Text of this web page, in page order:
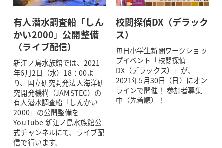
有人潜水調査船「しん
かい2000」公開整備
（ライブ配信）
新江ノ島水族館では、2021
年6月2日（水）18：00よ
り、国立研究開発法人海洋研
究開発機構（JAMSTEC）の
有人潜水調査船「しんかい
2000」の公開整備を
YouTube 新江ノ島水族館公
式チャンネルにて、ライブ配
信で行います。
校閲探偵DX（デラック
ス）
毎日小学生新聞ワークショッ
プイベント「校閲探偵
DX（デラックス）」が、
2021年5月30日（日）にオン
ラインで開催！ 参加者募集
中（先着順）！